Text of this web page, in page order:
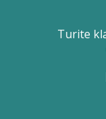
Turite